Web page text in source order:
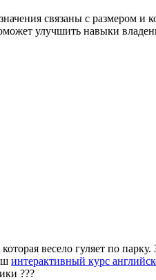
связаны с размером и
улучшить навыки
весело гуляет по
интерактивный курс
???